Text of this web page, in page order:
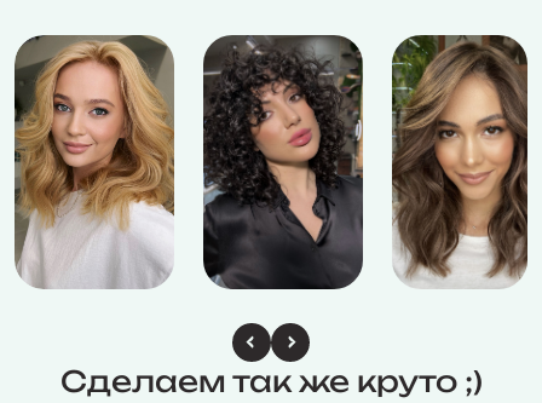
Сделаем так же круто ;)